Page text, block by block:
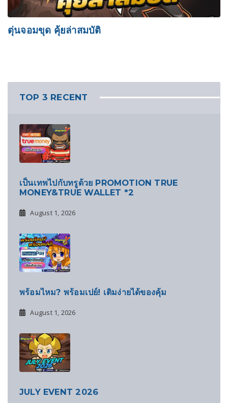
ตุ่นจอมขุด คุ้ยล่าสมบัติ
TOP 3 RECENT
เป็นเทพไปกับทรูด้วย PROMOTION TRUE
MONEY&TRUE WALLET *2
August 1, 2026
พร้อมไหม? พร้อมเปย์! เติมง่ายได้ของคุ้ม
August 1, 2026
JULY EVENT 2026